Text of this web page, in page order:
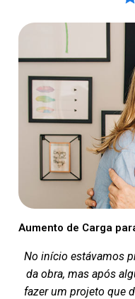
Aumento de Carga
No início estávamos
da obra, mas após
fazer um projeto que